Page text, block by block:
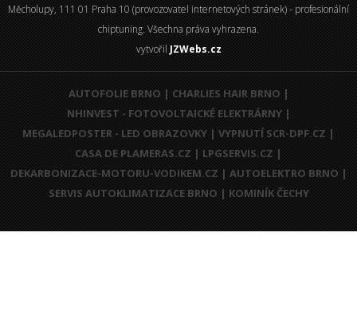
Měcholupy, 111 01 Praha 10 (provozovatel internetových stránek) - profesionální
chiptuning. Všechna práva vyhrazena.
vytvořil JZWebs.cz
AUTOFOLIE BRNO | CHARLIES HAIR BRNO |
NHINVEST - FOTOVOLTAICKÉ ELEKTRÁRNY|
MEGALEDPOSTER - LED OBRAZOVKY | VYPNUTÍ SCR-DPF.CZ |
CASA DE PLAMERAS.CZ | LPGSERVIS.CZ |
DEKARBONIZACE-MOTORU-VODIKEM.CZ | AUTOELEKTRO BRNO |
SERVIS AUTOKLIMATIZACE BRNO | KOMINÍK ČECHY